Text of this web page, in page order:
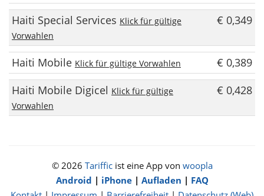
Haiti Special Services Klick für gültige
Vorwahlen
€ 0,349
Haiti Mobile Klick für gültige Vorwahlen
€ 0,389
Haiti Mobile Digicel Klick für gültige
Vorwahlen
€ 0,428
© 2026 Tarifficist eine App von woopla
Android | iPhone| Aufladen | FAQ